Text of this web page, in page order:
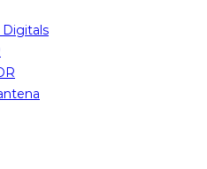
Digitals